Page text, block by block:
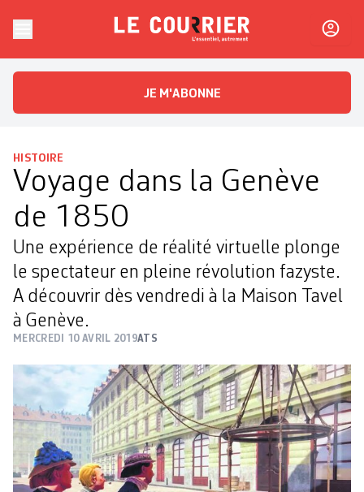
Le CourrierL'essentiel, autrement
JE M'ABONNE
HISTOIRE
Voyage dans la Genève
de 1850
Une expérience de réalité virtuelle plonge
le spectateur en pleine révolution fazyste.
A découvrir dès vendredi à la Maison Tavel
à Genève.
MERCREDI 10 AVRIL 2019ATS